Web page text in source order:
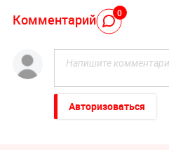
Комментарий 0
Авторизоваться